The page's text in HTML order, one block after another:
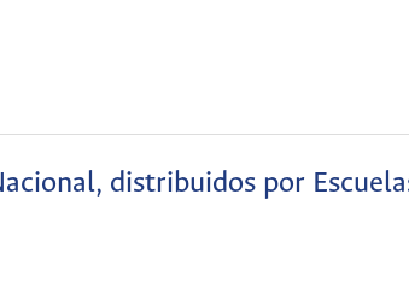
distribuidos por